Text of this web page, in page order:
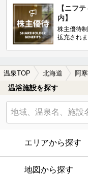
【ニフ
内】
株主優待
拡充されま
温泉TOP 北海道 阿寒
温浴施設を探す
エリアから探す
地図から探す